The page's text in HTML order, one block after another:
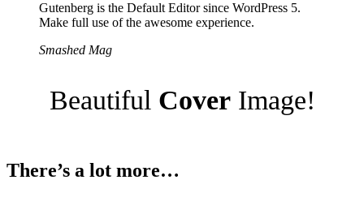
Gutenberg is the Default Editor since WordPress 5.
Make full use of the awesome experience.
Smashed Mag
Beautiful CoverImage!
There’s a lot more…